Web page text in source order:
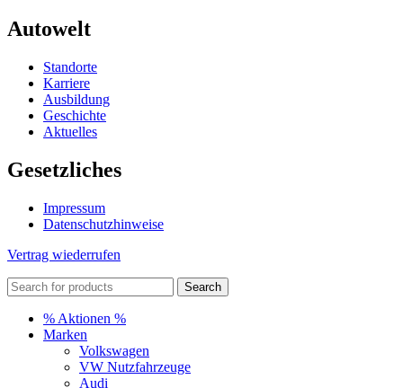
Autowelt
Standorte
Karriere
Ausbildung
Geschichte
Aktuelles
Gesetzliches
Impressum
Datenschutzhinweise
Vertrag wiederrufen
Search
% Aktionen %
Marken
Volkswagen
VW Nutzfahrzeuge
Audi